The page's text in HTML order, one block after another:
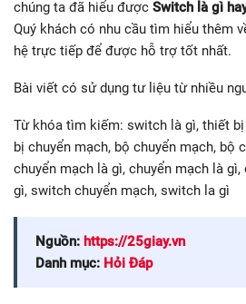
chúng ta đã hiểu được Switch là gì
Quý khách có nhu cầu tìm hiểu thêm
hệ trực tiếp để được hỗ trợ tốt nhất.
Bài viết có sử dụng tư liệu từ nhiều
Từ khóa tìm kiếm: switch là gì, thiết
bị chuyển mạch, bộ chuyển mạch, bộ
chuyển mạch là gì, chuyển mạch là
gì, switch chuyển mạch, switch la gì
Nguồn: https://25giay.vn
Danh mục: Hỏi Đáp